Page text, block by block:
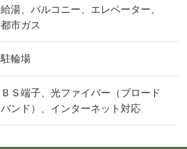
給湯、バルコニー、エレベーター、
都市ガス
駐輪場
ＢＳ端子、光ファイバー（ブロード
バンド）、インターネット対応